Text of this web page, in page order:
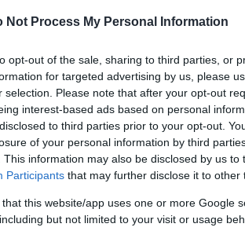
Not Process My Personal Information
opt-out of the sale, sharing to third parties, or
for targeted advertising by us, please
selection. Please note that after your opt-out
interest-based ads based on personal
to third parties prior to your opt-out.
of your personal information by third
This information may also be disclosed by us to
Participants that may further disclose it to other
that this website/app uses one or more Google
but not limited to your visit or usage